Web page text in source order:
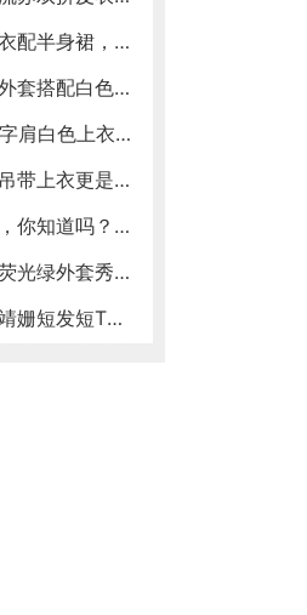
刘诗诗这身材绝了，白色上衣配半身裙，当了妈妈的她依然魅力十足
宋茜真是气质女神，穿牛仔外套搭配白色半身裙，秒变成初恋女友
31岁的黄英气质全开，穿一字肩白色上衣配黑色半身裙，大气又高贵
美女穿着牛仔裤紧致百搭，吊带上衣更是小巧迷人
美丽的肌肤不可忽视的地方，你知道吗？护肤需要养成哪些好习惯？
戚薇机场不低调，紧身裙搭荧光绿外套秀美腿，背帽子包时髦又个性
韩庚卢靖姗牵手秀恩爱，卢靖姗短发短T，酷感十足，大嘴印花亮了